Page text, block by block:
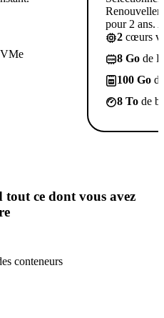
pour 2 ans.
2 cœurs
8 Go de
100 Go
8 To de
tout ce dont vous avez
conteneurs